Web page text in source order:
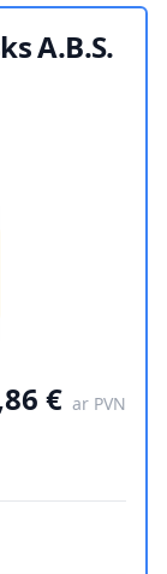
A.B.S.
€ ar PVN